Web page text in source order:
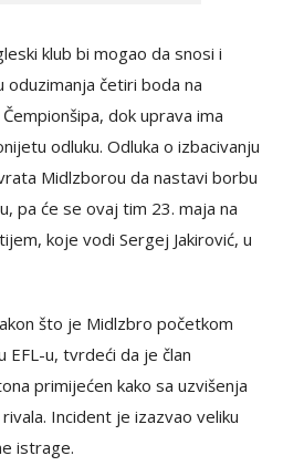
klub bi mogao da snosi i
četiri boda na
dok uprava ima
odluku. Odluka o izbacivanju
Midlzborou da nastavi borbu
pa će se ovaj tim 23. maja na
koje vodi Sergej Jakirović, u
što je Midlzbro početkom
EFL-u, tvrdeći da je član
primijećen kako sa uzvišenja
Incident je izazvao veliku
istrage.